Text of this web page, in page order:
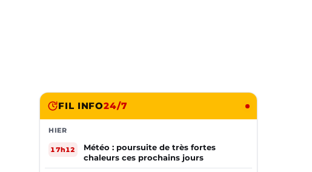
FIL INFO24/7
HIER
17h12
Météo : poursuite de très fortes
chaleurs ces prochains jours